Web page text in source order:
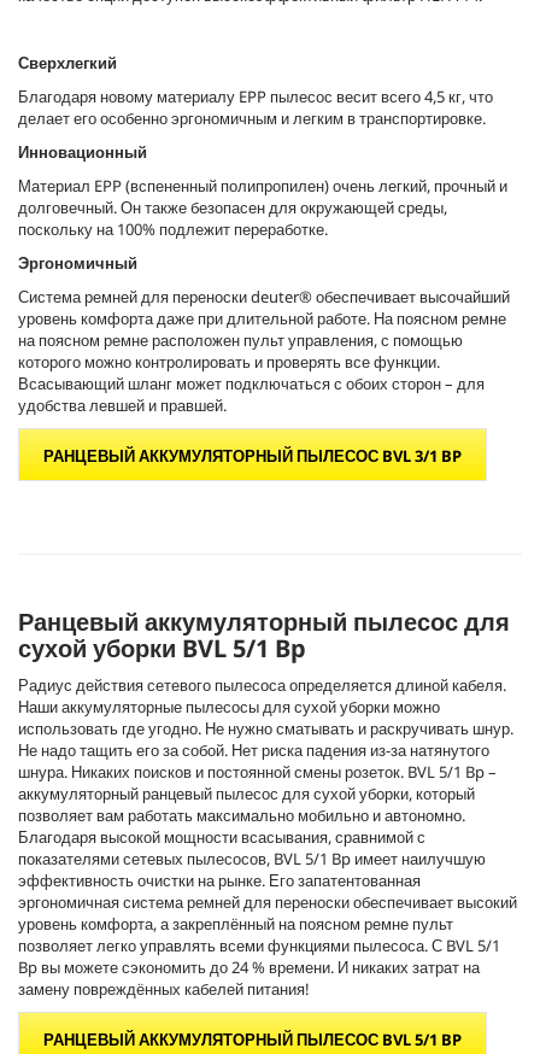
Сверхлегкий
Благодаря новому материалу EPP пылесос весит всего 4,5 кг, что
делает его особенно эргономичным и легким в транспортировке.
Инновационный
Материал EPP (вспененный полипропилен) очень легкий, прочный и
долговечный. Он также безопасен для окружающей среды,
поскольку на 100% подлежит переработке.
Эргономичный
Система ремней для переноски deuter® обеспечивает высочайший
уровень комфорта даже при длительной работе. На поясном ремне
на поясном ремне расположен пульт управления, с помощью
которого можно контролировать и проверять все функции.
Всасывающий шланг может подключаться с обоих сторон – для
удобства левшей и правшей.
РАНЦЕВЫЙ АККУМУЛЯТОРНЫЙ ПЫЛЕСОС BVL 3/1 BP
Ранцевый аккумуляторный пылесос для
сухой уборки BVL 5/1 Bp
Радиус действия сетевого пылесоса определяется длиной кабеля.
Наши аккумуляторные пылесосы для сухой уборки можно
использовать где угодно. Не нужно сматывать и раскручивать шнур.
Не надо тащить его за собой. Нет риска падения из-за натянутого
шнура. Никаких поисков и постоянной смены розеток. BVL 5/1 Bp –
аккумуляторный ранцевый пылесос для сухой уборки, который
позволяет вам работать максимально мобильно и автономно.
Благодаря высокой мощности всасывания, сравнимой с
показателями сетевых пылесосов, BVL 5/1 Bp имеет наилучшую
эффективность очистки на рынке. Его запатентованная
эргономичная система ремней для переноски обеспечивает высокий
уровень комфорта, а закреплённый на поясном ремне пульт
позволяет легко управлять всеми функциями пылесоса. С BVL 5/1
Bp вы можете сэкономить до 24 % времени. И никаких затрат на
замену повреждённых кабелей питания!
РАНЦЕВЫЙ АККУМУЛЯТОРНЫЙ ПЫЛЕСОС BVL 5/1 BP